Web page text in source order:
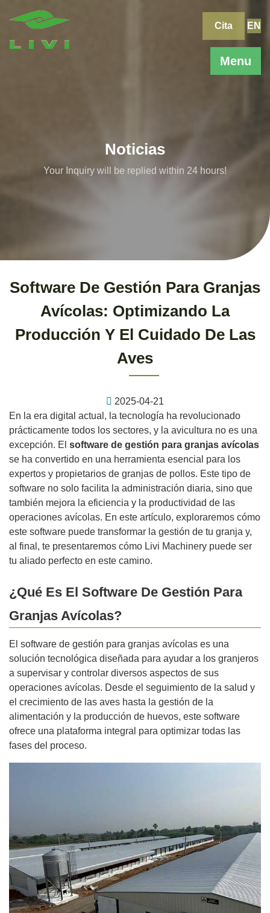
Menu
Cita EN
Noticias
Your Inquiry will be replied within 24 hours!
Software De Gestión Para Granjas
Avícolas: Optimizando La
Producción Y El Cuidado De Las
Aves
2025-04-21
En la era digital actual, la tecnología ha revolucionado
prácticamente todos los sectores, y la avicultura no es una
excepción. El software de gestión para granjas avícolas
se ha convertido en una herramienta esencial para los
expertos y propietarios de granjas de pollos. Este tipo de
software no solo facilita la administración diaria, sino que
también mejora la eficiencia y la productividad de las
operaciones avícolas. En este artículo, exploraremos cómo
este software puede transformar la gestión de tu granja y,
al final, te presentaremos cómo Livi Machinery puede ser
tu aliado perfecto en este camino.
¿Qué Es El Software De Gestión Para
Granjas Avícolas?
El software de gestión para granjas avícolas es una
solución tecnológica diseñada para ayudar a los granjeros
a supervisar y controlar diversos aspectos de sus
operaciones avícolas. Desde el seguimiento de la salud y
el crecimiento de las aves hasta la gestión de la
alimentación y la producción de huevos, este software
ofrece una plataforma integral para optimizar todas las
fases del proceso.